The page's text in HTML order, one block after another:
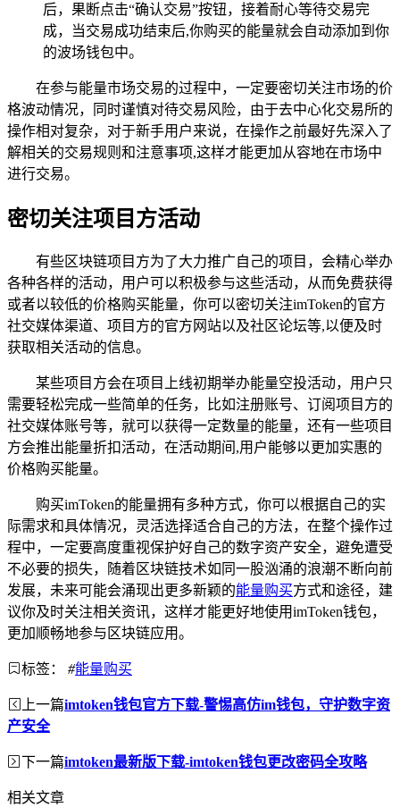
后，果断点击“确认交易”按钮，接着耐心等待交易完
成，当交易成功结束后,你购买的能量就会自动添加到你
的波场钱包中。
在参与能量市场交易的过程中，一定要密切关注市场的价
格波动情况，同时谨慎对待交易风险，由于去中心化交易所的
操作相对复杂，对于新手用户来说，在操作之前最好先深入了
解相关的交易规则和注意事项,这样才能更加从容地在市场中
进行交易。
密切关注项目方活动
有些区块链项目方为了大力推广自己的项目，会精心举办
各种各样的活动，用户可以积极参与这些活动，从而免费获得
或者以较低的价格购买能量，你可以密切关注imToken的官方
社交媒体渠道、项目方的官方网站以及社区论坛等,以便及时
获取相关活动的信息。
某些项目方会在项目上线初期举办能量空投活动，用户只
需要轻松完成一些简单的任务，比如注册账号、订阅项目方的
社交媒体账号等，就可以获得一定数量的能量，还有一些项目
方会推出能量折扣活动，在活动期间,用户能够以更加实惠的
价格购买能量。
购买imToken的能量拥有多种方式，你可以根据自己的实
际需求和具体情况，灵活选择适合自己的方法，在整个操作过
程中，一定要高度重视保护好自己的数字资产安全，避免遭受
不必要的损失，随着区块链技术如同一股汹涌的浪潮不断向前
发展，未来可能会涌现出更多新颖的能量购买方式和途径，建
议你及时关注相关资讯，这样才能更好地使用imToken钱包，
更加顺畅地参与区块链应用。
标签： #能量购买
上一篇imtoken钱包官方下载-警惕高仿im钱包，守护数字资
产安全
下一篇imtoken最新版下载-imtoken钱包更改密码全攻略
相关文章